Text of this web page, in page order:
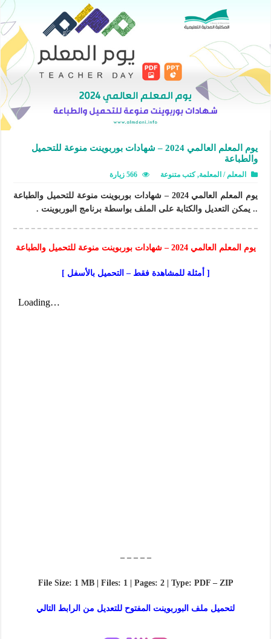
يوم المعلم العالمي 2024 – شهادات بوربوينت منوعة للتحميل
والطباعة
المعلم / المعلمة,كتب متنوعة 566 زيارة
يوم المعلم العالمي 2024 – شهادات بوربوينت منوعة للتحميل والطباعة
.. يمكن التعديل والكتابة على الملف بواسطة برنامج البوربوينت .
يوم المعلم العالمي 2024 – شهادات بوربوينت منوعة للتحميل والطباعة
[ أمثلة للمشاهدة فقط – التحميل بالأسفل ]
– – – – –
File Size: 1 MB | Files: 1 | Pages: 2 | Type: PDF – ZIP
لتحميل ملف البوربوينت المفتوح للتعديل من الرابط التالي